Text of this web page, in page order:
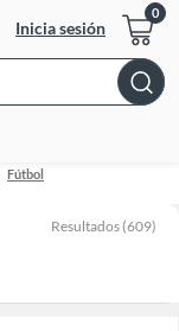
Inicia sesión
Fútbol
Resultados (609)